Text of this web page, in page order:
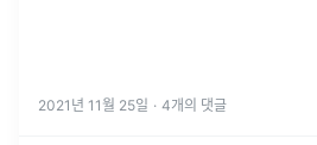
2021년 11월 25일 · 4개의 댓글